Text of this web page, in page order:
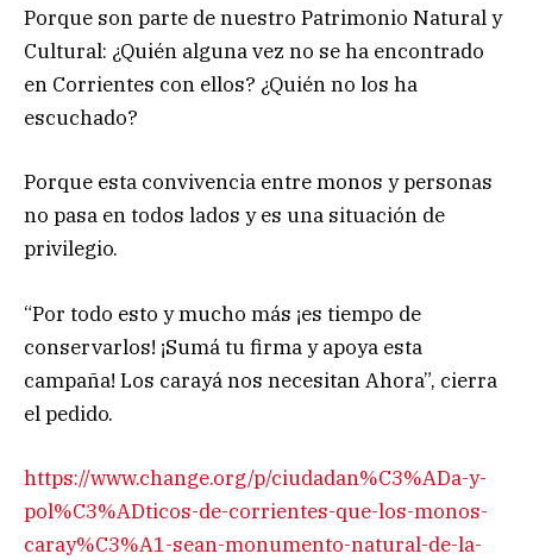
Porque son parte de nuestro Patrimonio Natural y
Cultural: ¿Quién alguna vez no se ha encontrado
en Corrientes con ellos? ¿Quién no los ha
escuchado?
Porque esta convivencia entre monos y personas
no pasa en todos lados y es una situación de
privilegio.
“Por todo esto y mucho más ¡es tiempo de
conservarlos! ¡Sumá tu firma y apoya esta
campaña! Los carayá nos necesitan Ahora”, cierra
el pedido.
https://www.change.org/p/ciudadan%C3%ADa-y-
pol%C3%ADticos-de-corrientes-que-los-monos-
caray%C3%A1-sean-monumento-natural-de-la-